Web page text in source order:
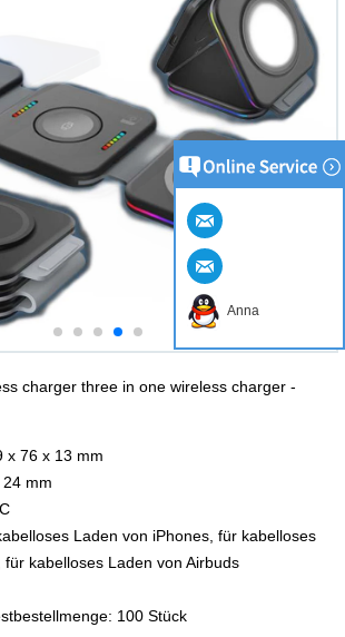
charger three in one wireless charger -
x 76 x 13 mm
mm
Laden von iPhones, für kabelloses
kabelloses Laden von Airbuds
100 Stück
Anna